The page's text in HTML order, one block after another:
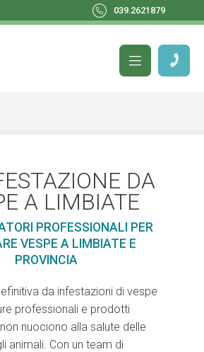
039.2621879
DA
A LIMBIATE
PROFESSIONALI PER
VESPE A LIMBIATE E
PROVINCIA
da infestazioni di vespe
professionali e prodotti
nuociono alla salute delle
animali. Con un team di